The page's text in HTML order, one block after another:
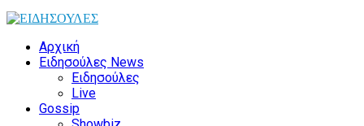
Αρχική
Ειδησούλες News
Ειδησούλες
Live
Gossip